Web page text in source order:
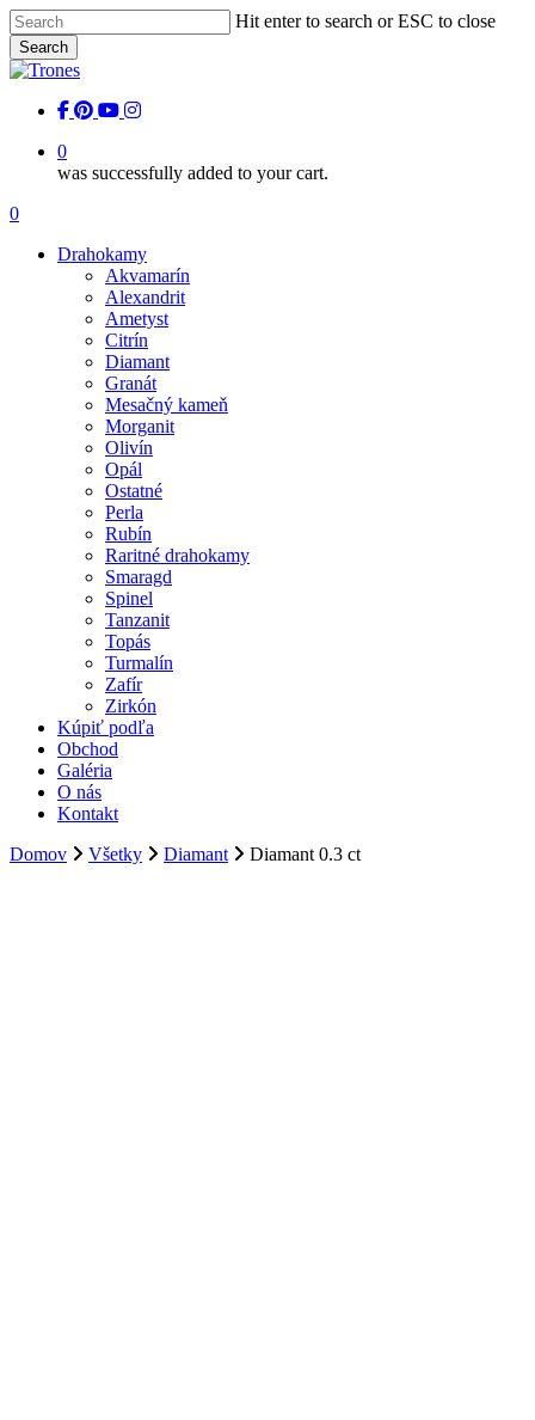
Skip
to
main
content
Hit enter to search or ESC to close
Search
Close
facebook
pinterest
youtubeinstagram
0
was successfully added to your cart.
Menu
0
Drahokamy
Akvamarín
Alexandrit
Ametyst
Citrín
Diamant
Granát
Mesačný kameň
Morganit
Olivín
Opál
Ostatné
Perla
Rubín
Raritné drahokamy
Smaragd
Spinel
Tanzanit
Topás
Turmalín
Zafír
Zirkón
Kúpiť podľa
Obchod
Galéria
O nás
Kontakt
Domov
Všetky Diamant Diamant 0.3 ct